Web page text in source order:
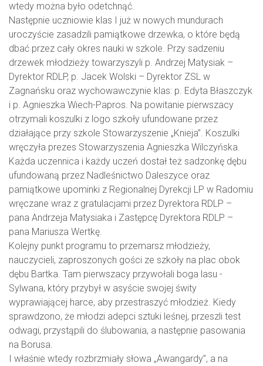
wtedy można było odetchnąć.
Następnie uczniowie klas I już w nowych mundurach
uroczyście zasadzili pamiątkowe drzewka, o które będą
dbać przez cały okres nauki w szkole. Przy sadzeniu
drzewek młodzieży towarzyszyli p. Andrzej Matysiak –
Dyrektor RDLP, p. Jacek Wolski – Dyrektor ZSL w
Zagnańsku oraz wychowawczynie klas: p. Edyta Błaszczyk
i p. Agnieszka Wiech-Papros. Na powitanie pierwszacy
otrzymali koszulki z logo szkoły ufundowane przez
działające przy szkole Stowarzyszenie „Knieja”. Koszulki
wręczyła prezes Stowarzyszenia Agnieszka Wilczyńska.
Każda uczennica i każdy uczeń dostał też sadzonkę dębu
ufundowaną przez Nadleśnictwo Daleszyce oraz
pamiątkowe upominki z Regionalnej Dyrekcji LP w Radomiu
wręczane wraz z gratulacjami przez Dyrektora RDLP –
pana Andrzeja Matysiaka i Zastępcę Dyrektora RDLP –
pana Mariusza Wertkę.
Kolejny punkt programu to przemarsz młodzieży,
nauczycieli, zaproszonych gości ze szkoły na plac obok
dębu Bartka. Tam pierwszacy przywołali boga lasu -
Sylwana, który przybył w asyście swojej świty
wyprawiającej harce, aby przestraszyć młodzież. Kiedy
sprawdzono, że młodzi adepci sztuki leśnej, przeszli test
odwagi, przystąpili do ślubowania, a następnie pasowania
na Borusa.
I właśnie wtedy rozbrzmiały słowa „Awangardy”, a na